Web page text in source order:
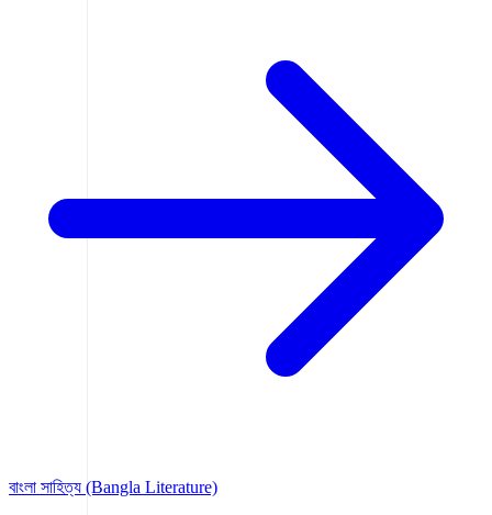
বাংলা সাহিত্য (Bangla Literature)